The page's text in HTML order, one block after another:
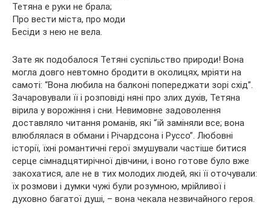
Тетяна е руки не брала;
Про вести міста, про моди
Бесіди з нею не вела.
Зате як подобалося Тетяні суспільство природи! Вона
могла довго невтомно бродити в околицях, мріяти на
самоті: “Вона любила на балконі попереджати зорі схід”.
Зачаровували її і розповіді няні про злих духів, Тетяна
вірила у ворожіння і сни. Невимовне задоволення
доставляло читання романів, які “їй заміняли все; вона
влюблялася в обмани і Річардсона і Руссо”. Любовні
історії, їхні романтичні герої змушували частіше битися
серце сімнадцятирічної дівчини, і воно готове було вже
закохатися, але не в тих молодих людей, які її оточували:
їх розмови і думки чужі були розумною, мрійливої і
духовно багатої душі, – вона чекала незвичайного героя.